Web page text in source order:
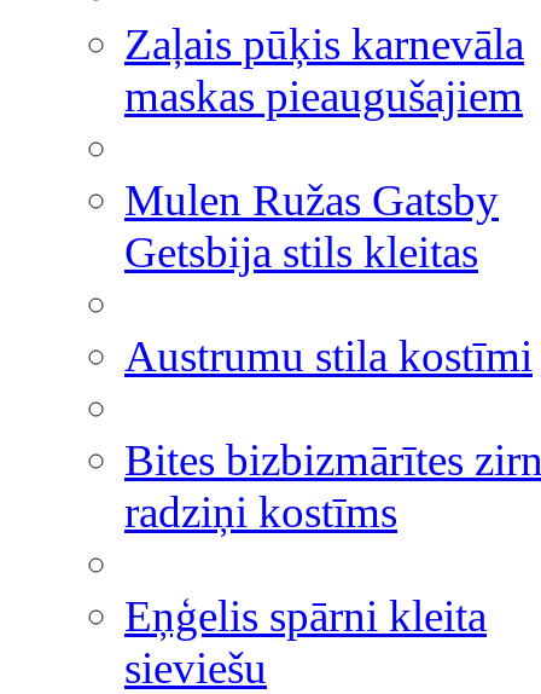
Zaļais pūķis karnevāla
maskas pieaugušajiem
Mulen Ružas Gatsby
Getsbija stils kleitas
Austrumu stila kostīmi
Bites bizbizmārītes
radziņi kostīms
Eņģelis spārni kleita
sieviešu